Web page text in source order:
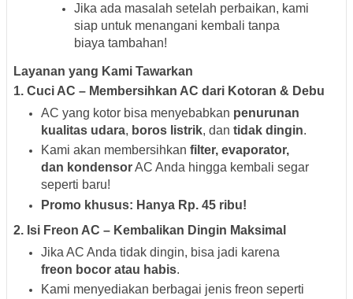
Jika ada masalah setelah perbaikan, kami
siap untuk menangani kembali tanpa
biaya tambahan!
Layanan yang Kami Tawarkan
1. Cuci AC – Membersihkan AC dari Kotoran & Debu
AC yang kotor bisa menyebabkan penurunan
kualitas udara, boros listrik, dan tidak dingin.
Kami akan membersihkan filter, evaporator,
dan kondensorAC Anda hingga kembali segar
seperti baru!
Promo khusus: Hanya Rp. 45 ribu!
2. Isi Freon AC – Kembalikan Dingin Maksimal
Jika AC Anda tidak dingin, bisa jadi karena
freon bocor atau habis.
Kami menyediakan berbagai jenis freon seperti